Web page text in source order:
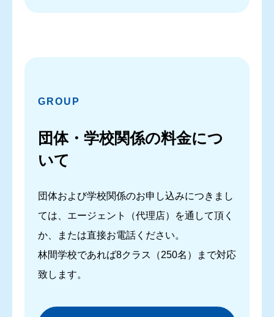
GROUP
団体・学校関係の料金につ
いて
団体および学校関係のお申し込みにつきまし
ては、エージェント（代理店）を通して頂く
か、または直接お電話ください。
林間学校であれば8クラス（250名）まで対応
致します。